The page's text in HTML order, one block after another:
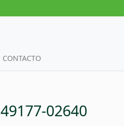
CONTACTO
49177-02640